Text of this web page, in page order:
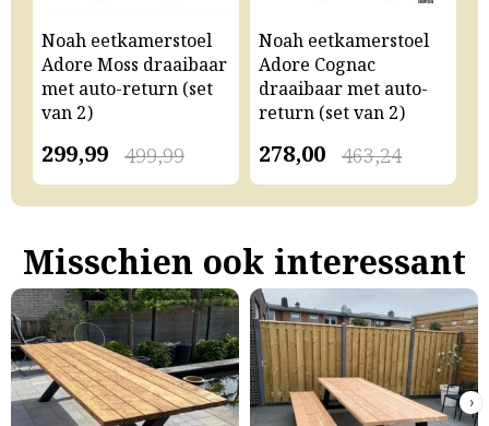
Noah eetkamerstoel
Adore Moss draaibaar
met auto-return (set
van 2)
499,99
299,99
Noah eetkamerstoel
Adore Cognac
draaibaar met auto-
return (set van 2)
463,24
278,00
Misschien ook interessant
›